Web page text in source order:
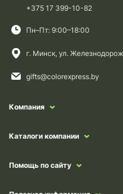
+375 17 399-10-82
Пн–Пт: 9:00–18:00
г. Минск, ул.
gifts@colorexpress.by
Компания
Каталоги компании
Помощь по сайту